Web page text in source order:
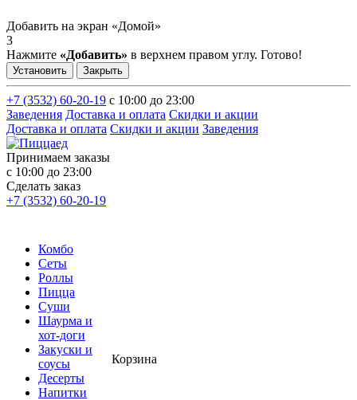
Добавить на экран «Домой»
3
Нажмите «Добавить» в верхнем правом углу. Готово!
Установить Закрыть
+7 (3532) 60-20-19 с 10:00 до 23:00
Заведения Доставка и оплата Скидки и акции
Доставка и оплата Скидки и акции Заведения
Принимаем заказы
с 10:00 до 23:00
Сделать заказ
+7 (3532) 60-20-19
Комбо
Сеты
Роллы
Пицца
Суши
Шаурма и
хот-доги
Закуски и
соусы
Десерты
Напитки
Корзина